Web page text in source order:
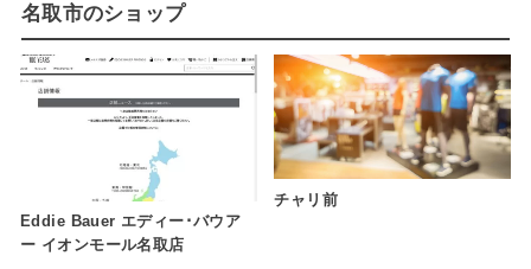
名取市のショップ
Eddie Bauer エディー･バウア
ー イオンモール名取店
チャリ前